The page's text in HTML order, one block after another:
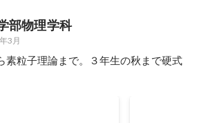
部物理学科
3月
素粒子理論まで。３年生の秋まで硬式